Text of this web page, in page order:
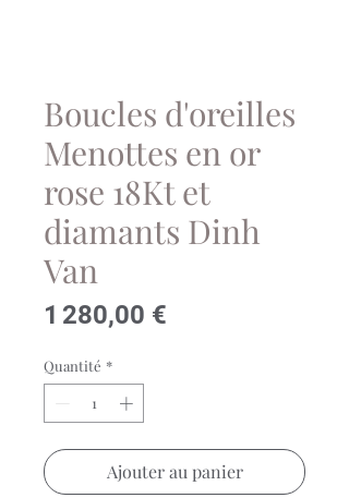
Boucles d'oreilles
Menottes en or
rose 18Kt et
diamants Dinh
Van
1 280,00 €
Quantité *
Ajouter au panier